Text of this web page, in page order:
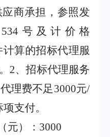
商承担，参照发
534 号及计价格
计算的招标代理服
。 2、招标代理服务
理费不足 3000元/
项支付。
元）： 3000